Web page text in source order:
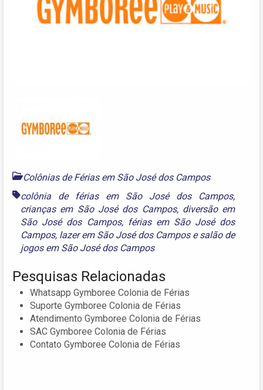
Colônias de Férias em São José dos Campos
colônia de férias em São José dos Campos,
crianças em São José dos Campos, diversão em
São José dos Campos, férias em São José dos
Campos, lazer em São José dos Camposesalão de
jogos em São José dos Campos
Pesquisas Relacionadas
Whatsapp Gymboree Colonia de Férias
Suporte Gymboree Colonia de Férias
Atendimento Gymboree Colonia de Férias
SAC Gymboree Colonia de Férias
Contato Gymboree Colonia de Férias